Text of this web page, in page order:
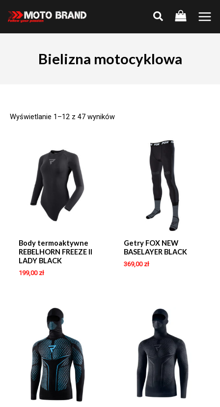
Main
Bielizna motocyklowa
Wyświetlanie 1–12 z 47 wyników
Body termoaktywne
REBELHORN FREEZE II
LADY BLACK
199,00 zł
Getry FOX NEW
BASELAYER BLACK
369,00 zł